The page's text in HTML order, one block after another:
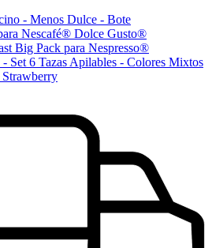
- Menos Dulce - Bote
Nescafé® Dolce Gusto®
Big Pack para Nespresso®
Set 6 Tazas Apilables - Colores Mixtos